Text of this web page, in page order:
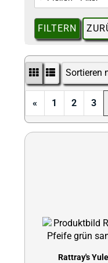
FILTERN
Sortieren
Sortieren
« 1 2 3
Rattray's